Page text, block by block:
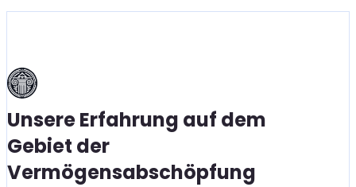
Unsere Erfahrung auf dem
Gebiet der
Vermögensabschöpfung